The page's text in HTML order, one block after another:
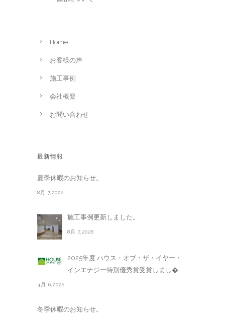
Home
お客様の声
施工事例
会社概要
お問い合わせ
最新情報
夏季休暇のお知らせ。
8月 7,2026
施工事例更新しました。
8月 7,2026
2025年度 ハウス・オブ・ザ・イヤー・
インエナジー特別優秀賞受賞しまし�. . .
4月 6,2026
冬季休暇のお知らせ。